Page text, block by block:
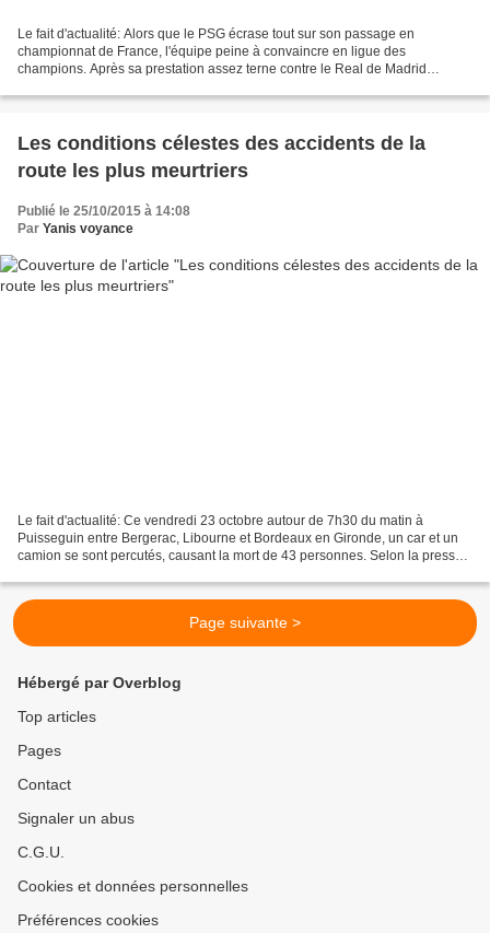
Le fait d'actualité: Alors que le PSG écrase tout sur son passage en
championnat de France, l'équipe peine à convaincre en ligue des
champions. Après sa prestation assez terne contre le Real de Madrid
Les conditions célestes des accidents de la
route les plus meurtriers
Publié le 25/10/2015 à 14:08
Par Yanis voyance
Le fait d'actualité: Ce vendredi 23 octobre autour de 7h30 du matin à
Puisseguin entre Bergerac, Libourne et Bordeaux en Gironde, un car et un
camion se sont percutés, causant la mort de 43 personnes. Selon la presse
Page suivante >
Hébergé par Overblog
Top articles
Pages
Contact
Signaler un abus
C.G.U.
Cookies et données personnelles
Préférences cookies